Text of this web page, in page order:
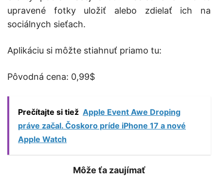
upravené fotky uložiť alebo zdielať ich na
sociálnych sieťach.
Aplikáciu si môžte stiahnuť priamo tu:
Pôvodná cena: 0,99$
Prečítajte si tiež Apple Event Awe Droping
práve začal. Čoskoro príde iPhone 17 a nové
Apple Watch
Môže ťa zaujímať